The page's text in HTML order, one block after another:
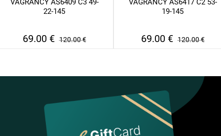
VAGRANCY AS6409 C3 49-
22-145
69.00 € 120.00€
VAGRANCY AS6417 C2 53-
19-145
69.00 € 120.00€